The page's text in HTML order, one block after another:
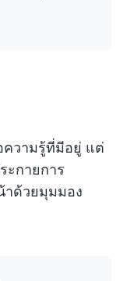
ความรู้ที่มีอยู่ แต่
ะกายการ
าด้วยมุมมอง